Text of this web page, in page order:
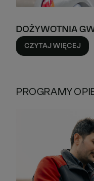
DOŻYWOTNIA
CZYTAJ WIĘCEJ
PROGRAMY